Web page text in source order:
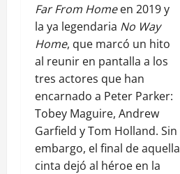
Far From Homeen 2019 y
la ya legendaria No Way
Home, que marcó un hito
al reunir en pantalla a los
tres actores que han
encarnado a Peter Parker:
Tobey Maguire, Andrew
Garfield y Tom Holland. Sin
embargo, el final de aquella
cinta dejó al héroe en la